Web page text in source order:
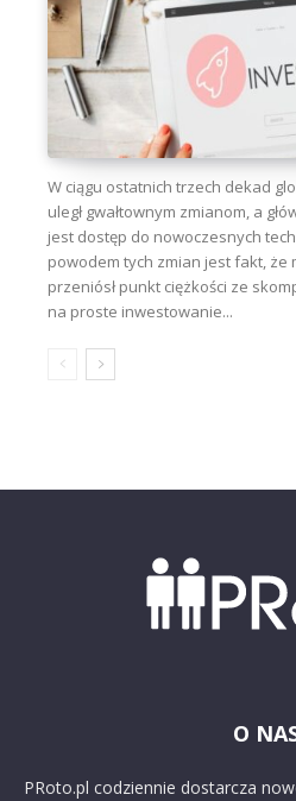
W ciągu ostatnich trzech dekad
uległ gwałtownym zmianom, a
jest dostęp do nowoczesnych
powodem tych zmian jest fakt,
przeniósł punkt ciężkości ze
na proste inwestowanie...
O
PRoto.pl codziennie dostarcza